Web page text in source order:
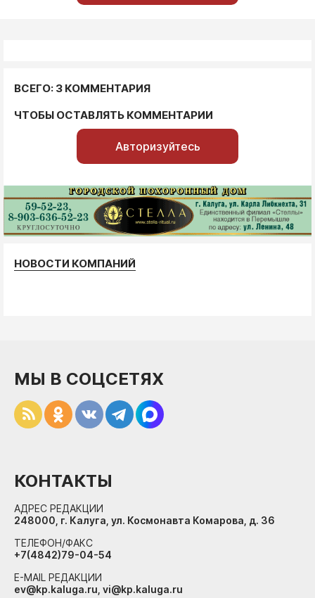
ВСЕГО: 3 КОММЕНТАРИЯ
ЧТОБЫ ОСТАВЛЯТЬ КОММЕНТАРИИ
Авторизуйтесь
НОВОСТИ КОМПАНИЙ
МЫ В СОЦСЕТЯХ
КОНТАКТЫ
АДРЕС РЕДАКЦИИ
248000, г. Калуга, ул. Космонавта Комарова, д. 36
ТЕЛЕФОН/ФАКС
+7(4842)79-04-54
E-MAIL РЕДАКЦИИ
ev@kp.kaluga.ru, vi@kp.kaluga.ru